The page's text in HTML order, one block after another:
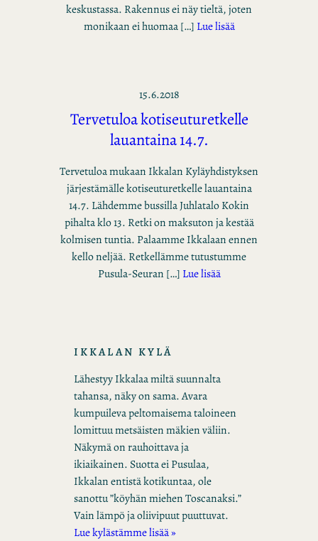
keskustassa. Rakennus ei näy tieltä, joten
monikaan ei huomaa […] Lue lisää
15.6.2018
Tervetuloa kotiseuturetkelle
lauantaina 14.7.
Tervetuloa mukaan Ikkalan Kyläyhdistyksen
järjestämälle kotiseuturetkelle lauantaina
14.7. Lähdemme bussilla Juhlatalo Kokin
pihalta klo 13. Retki on maksuton ja kestää
kolmisen tuntia. Palaamme Ikkalaan ennen
kello neljää. Retkellämme tutustumme
Pusula-Seuran […] Lue lisää
IKKALAN KYLÄ
Lähestyy Ikkalaa miltä suunnalta
tahansa, näky on sama. Avara
kumpuileva peltomaisema taloineen
lomittuu metsäisten mäkien väliin.
Näkymä on rauhoittava ja
ikiaikainen. Suotta ei Pusulaa,
Ikkalan entistä kotikuntaa, ole
sanottu ”köyhän miehen Toscanaksi.”
Vain lämpö ja oliivipuut puuttuvat.
Lue kylästämme lisää »